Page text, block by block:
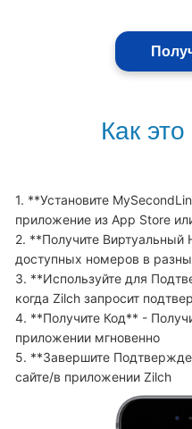
Как
1. **Установите
приложение из App Store
2. **Получите
доступных номеров в
3. **Используйте для
когда Zilch запросит
4. **Получите Код** -
приложении мгновенно
5. **Завершите
сайте/в приложении Zilch